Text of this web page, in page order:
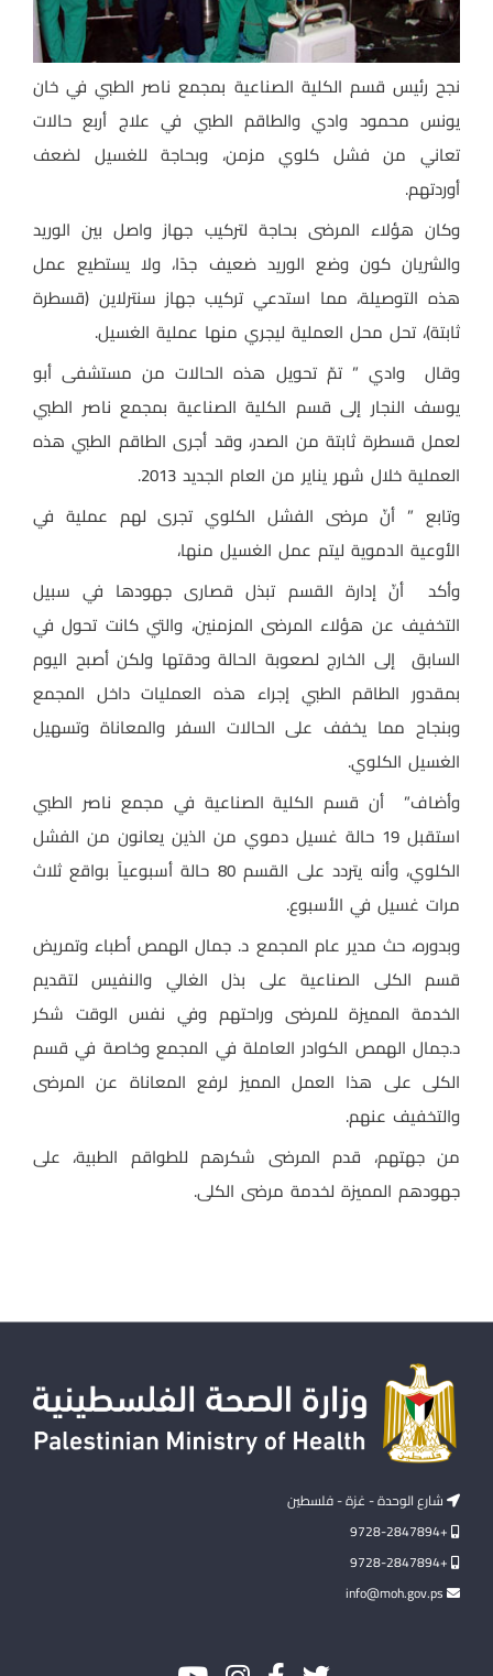
نجح رئيس قسم الكلية الصناعية بمجمع ناصر الطبي في خان
يونس محمود وادي والطاقم الطبي في علاج أربع حالات
تعاني من فشل كلوي مزمن، وبحاجة للغسيل لضعف
أوردتهم.
وكان هؤلاء المرضى بحاجة لتركيب جهاز واصل بين الوريد
والشريان كون وضع الوريد ضعيف جدًا، ولا يستطيع عمل
هذه التوصيلة، مما استدعي تركيب جهاز سنترلاين (قسطرة
ثابتة)، تحل محل العملية ليجري منها عملية الغسيل.
وقال وادي ” تمّ تحويل هذه الحالات من مستشفى أبو
يوسف النجار إلى قسم الكلية الصناعية بمجمع ناصر الطبي
لعمل قسطرة ثابتة من الصدر، وقد أجرى الطاقم الطبي هذه
العملية خلال شهر يناير من العام الجديد 2013.
وتابع ” أنّ مرضى الفشل الكلوي تجرى لهم عملية في
الأوعية الدموية ليتم عمل الغسيل منها،
وأكد أنّ إدارة القسم تبذل قصارى جهودها في سبيل
التخفيف عن هؤلاء المرضى المزمنين، والتي كانت تحول في
السابق إلى الخارج لصعوبة الحالة ودقتها ولكن أصبح اليوم
بمقدور الطاقم الطبي إجراء هذه العمليات داخل المجمع
وبنجاح مما يخفف على الحالات السفر والمعاناة وتسهيل
الغسيل الكلوي.
وأضاف” أن قسم الكلية الصناعية في مجمع ناصر الطبي
استقبل 19 حالة غسيل دموي من الذين يعانون من الفشل
الكلوي، وأنه يتردد على القسم 80 حالة أسبوعياً بواقع ثلاث
مرات غسيل في الأسبوع.
وبدوره، حث مدير عام المجمع د. جمال الهمص أطباء وتمريض
قسم الكلى الصناعية على بذل الغالي والنفيس لتقديم
الخدمة المميزة للمرضى وراحتهم وفي نفس الوقت شكر
د.جمال الهمص الكوادر العاملة في المجمع وخاصة في قسم
الكلى على هذا العمل المميز لرفع المعاناة عن المرضى
والتخفيف عنهم.
من جهتهم، قدم المرضى شكرهم للطواقم الطبية، على
جهودهم المميزة لخدمة مرضى الكلى.
شارع الوحدة - غزة - فلسطين
+9728-2847894
+9728-2847894